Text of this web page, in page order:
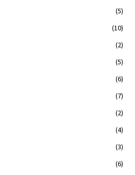
(5)
(10)
(2)
(5)
(6)
(7)
(2)
(4)
(3)
(6)